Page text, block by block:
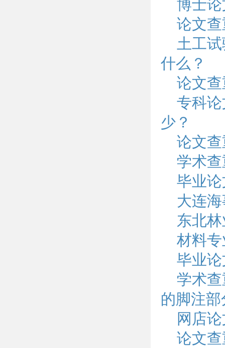
博士
论文
土工
什么？
论文
专科
少？
论文
学术
毕业
大连
东北
材料
毕业
学术
的脚注
网店
论文